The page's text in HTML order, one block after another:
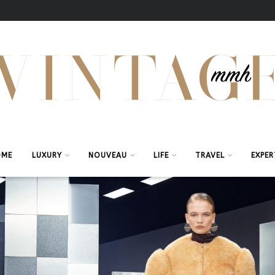
LUXURY NOUVEAU LIFE TRAVEL